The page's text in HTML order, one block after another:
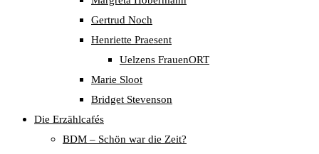
Gertrud Noch
Henriette Praesent
Uelzens FrauenORT
Marie Sloot
Bridget Stevenson
Die Erzählcafés
BDM – Schön war die Zeit?